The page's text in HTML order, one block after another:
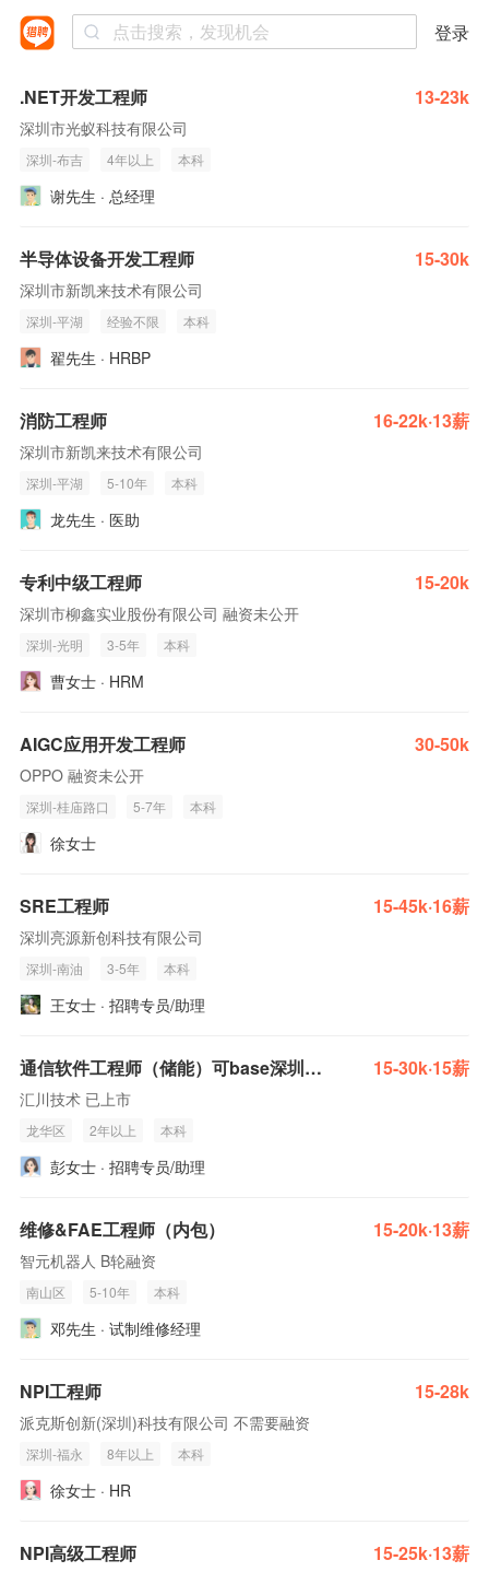
登录
.NET开发工程师 13-23k
深圳市光蚁科技有限公司
深圳-布吉 4年以上 本科
谢先生 · 总经理
半导体设备开发工程师 15-30k
深圳市新凯来技术有限公司
深圳-平湖 经验不限 本科
翟先生 · HRBP
消防工程师 16-22k·13薪
深圳市新凯来技术有限公司
深圳-平湖 5-10年 本科
龙先生 · 医助
专利中级工程师 15-20k
深圳市柳鑫实业股份有限公司 融资未公开
深圳-光明 3-5年 本科
曹女士 · HRM
AIGC应用开发工程师 30-50k
OPPO 融资未公开
深圳-桂庙路口 5-7年 本科
徐女士
SRE工程师 15-45k·16薪
深圳亮源新创科技有限公司
深圳-南油 3-5年 本科
王女士 · 招聘专员/助理
通信软件工程师（储能）可base深圳或西安 15-30k·15薪
汇川技术 已上市
龙华区 2年以上 本科
彭女士 · 招聘专员/助理
维修&FAE工程师（内包） 15-20k·13薪
智元机器人 B轮融资
南山区 5-10年 本科
邓先生 · 试制维修经理
NPI工程师 15-28k
派克斯创新(深圳)科技有限公司 不需要融资
深圳-福永 8年以上 本科
徐女士 · HR
NPI高级工程师 15-25k·13薪